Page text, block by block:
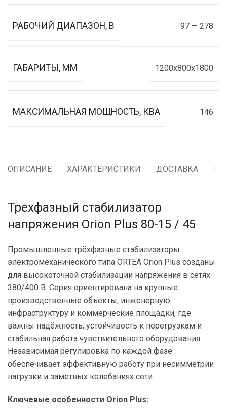
РАБОЧИЙ ДИАПАЗОН, В 97 — 278
ГАБАРИТЫ, ММ 1200x800x1800
МАКСИМАЛЬНАЯ МОЩНОСТЬ, КВА 146
ОПИСАНИЕ ХАРАКТЕРИСТИКИ ДОСТАВКА
Трехфазный стабилизатор
напряжения Orion Plus 80-15 / 45
Промышленные трёхфазные стабилизаторы
электромеханического типа ORTEA Orion Plus созданы
для высокоточной стабилизации напряжения в сетях
380/400 В. Серия ориентирована на крупные
производственные объекты, инженерную
инфраструктуру и коммерческие площадки, где
важны надёжность, устойчивость к перегрузкам и
стабильная работа чувствительного оборудования.
Независимая регулировка по каждой фазе
обеспечивает эффективную работу при несимметрии
нагрузки и заметных колебаниях сети.
Ключевые особенности Orion Plus: